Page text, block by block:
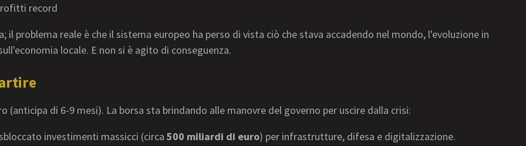
record
problema reale è che il sistema europeo ha perso di vista ciò che stava accadendo nel mondo, l'evoluzione in
locale. E non si è agito di conseguenza.
di 6-9 mesi). La borsa sta brindando alle manovre del governo per uscire dalla crisi:
investimenti massicci (circa 500 miliardi di euro) per infrastrutture, difesa e digitalizzazione.